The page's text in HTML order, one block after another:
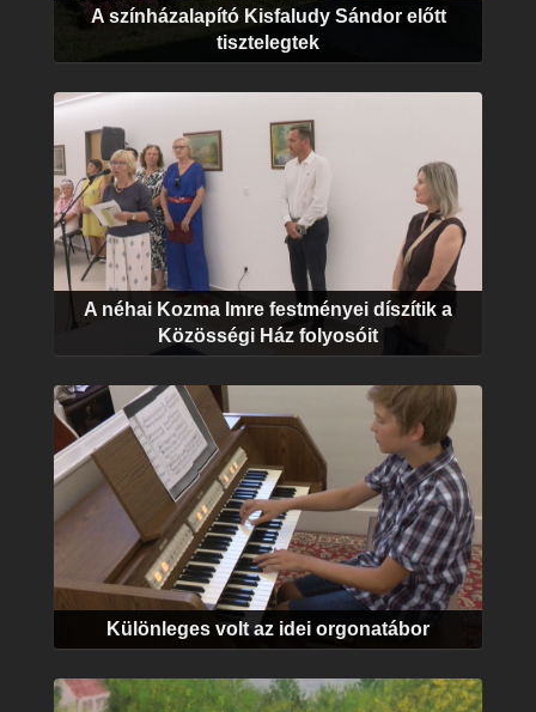
A színházalapító Kisfaludy Sándor előtt
tisztelegtek
A néhai Kozma Imre festményei díszítik a
Közösségi Ház folyosóit
Különleges volt az idei orgonatábor